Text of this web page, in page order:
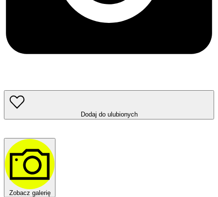
Dodaj do ulubionych
Zobacz galerię